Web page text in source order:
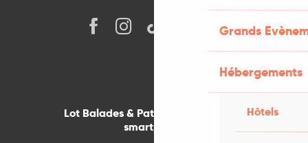
Grands
Hébergements
Hôtels
Lot Balades & Patrimoines sur votre
smartphone